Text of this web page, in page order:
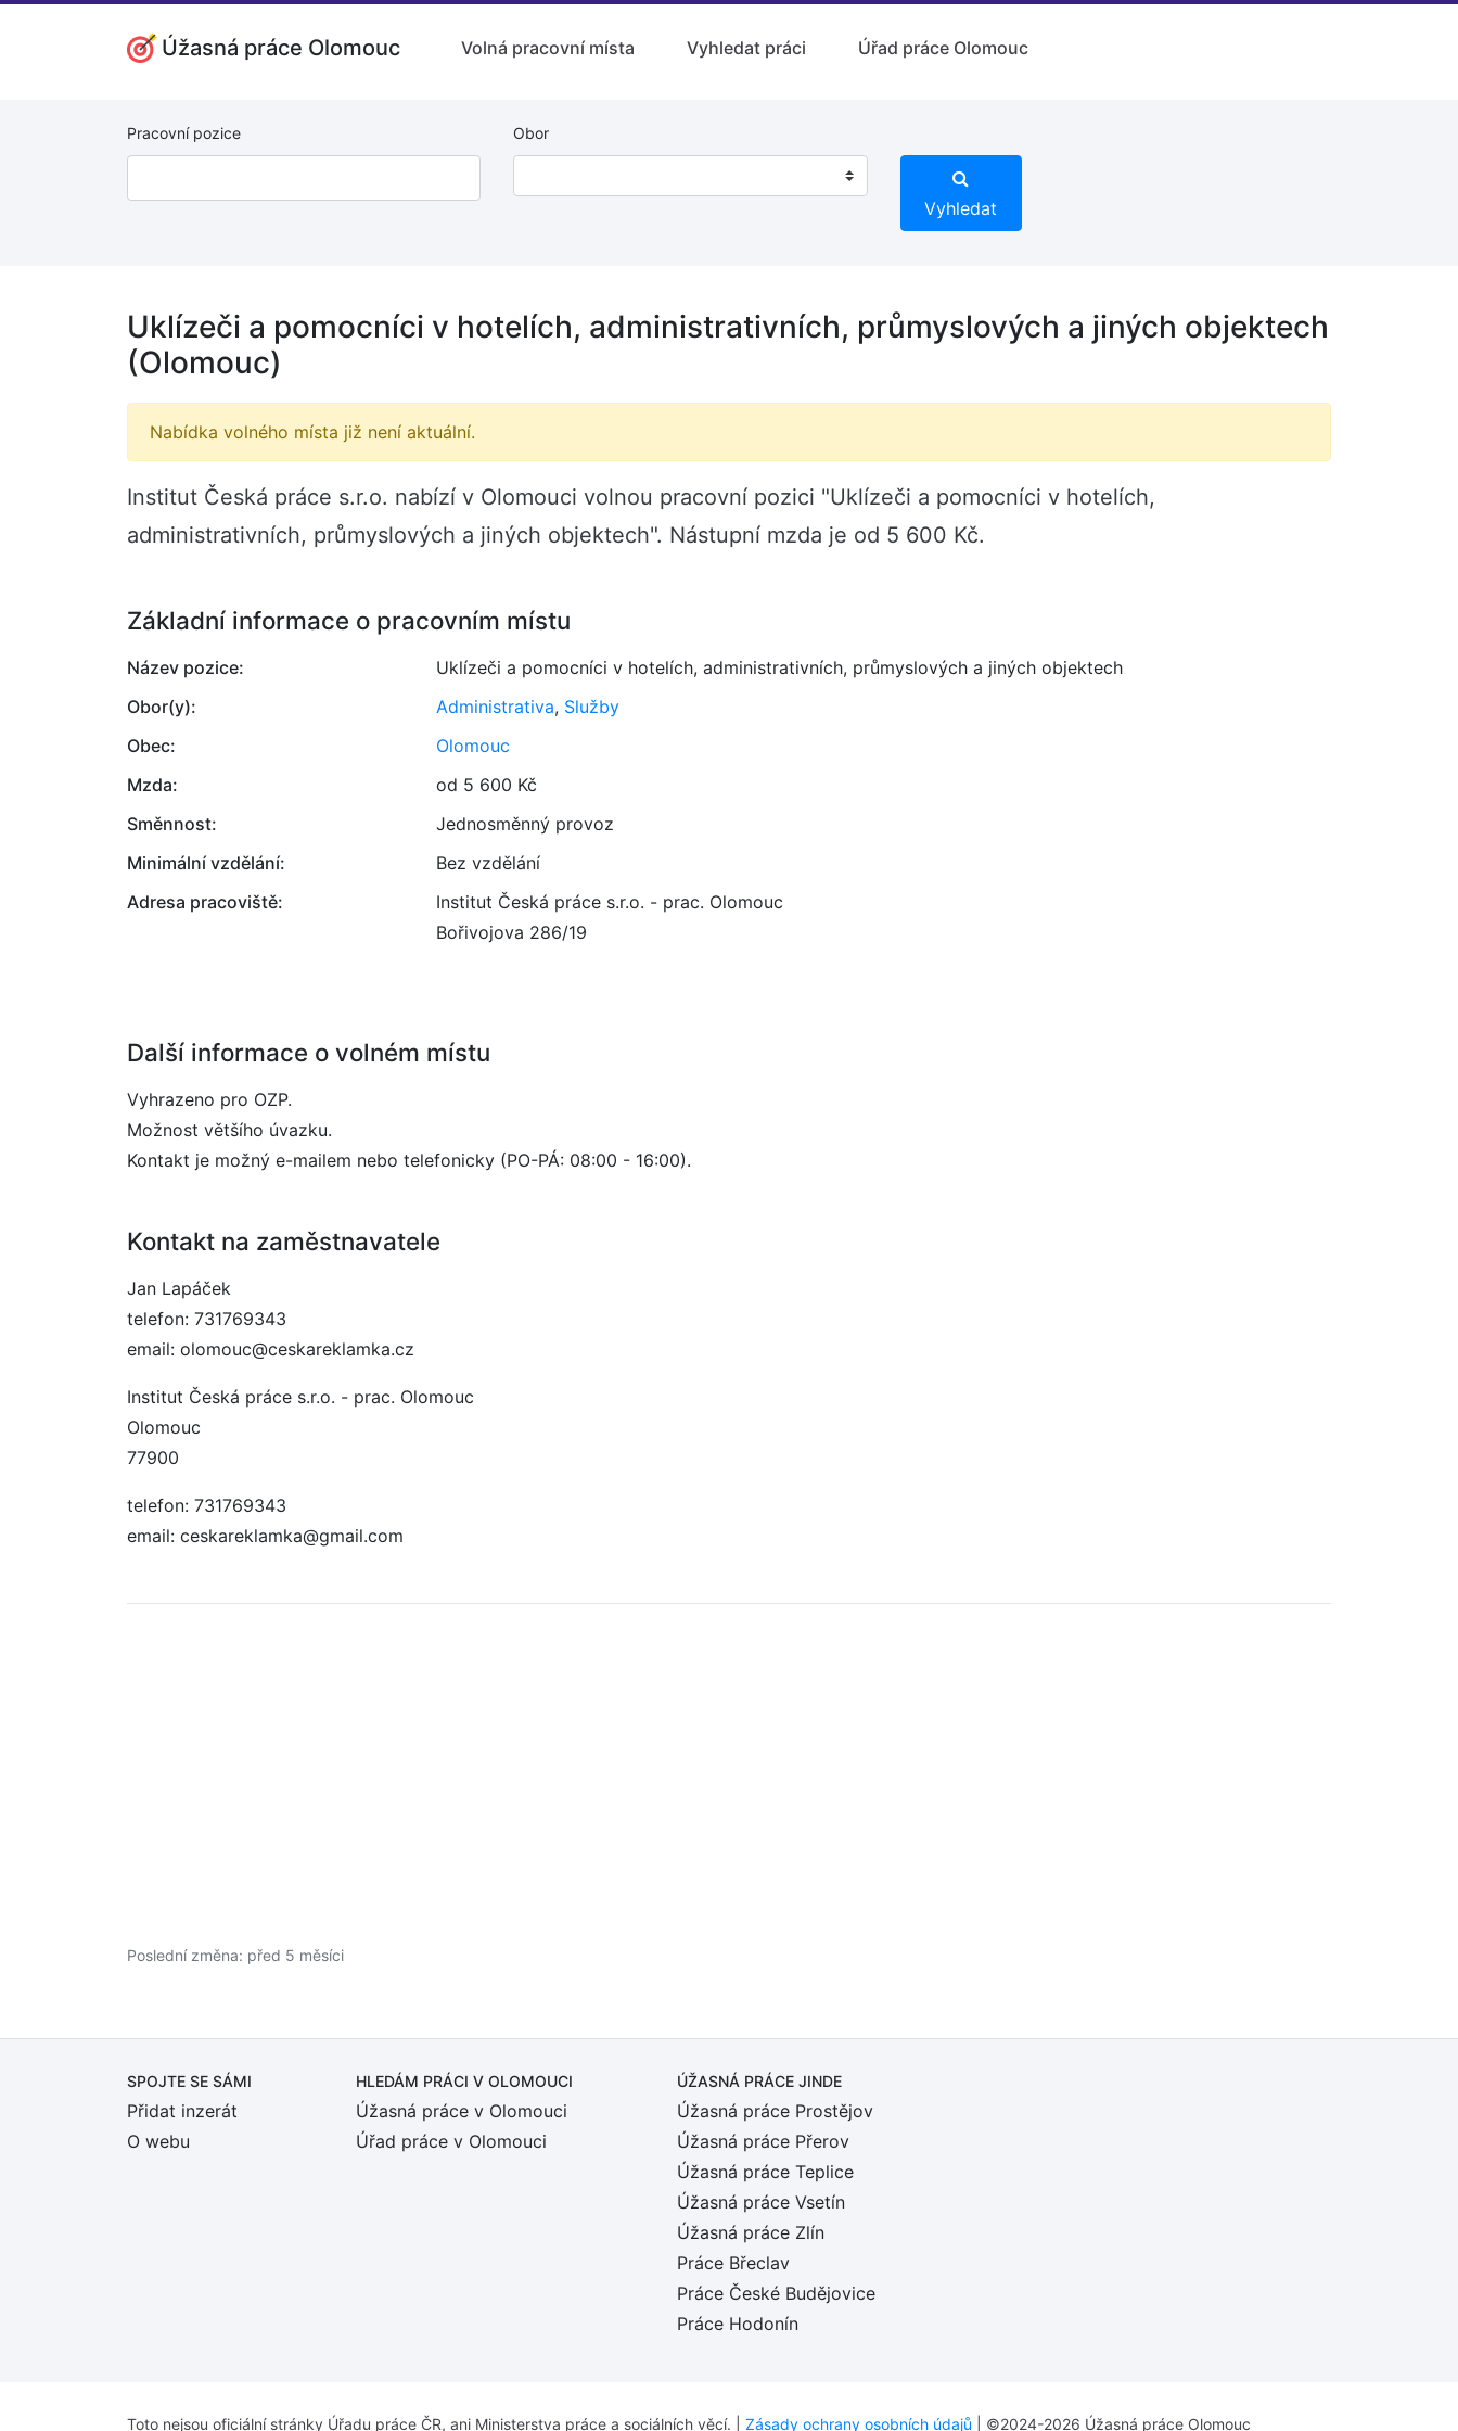
Úžasná práce Olomouc Volná pracovní místa Vyhledat práci Úřad práce Olomouc
Pracovní pozice Obor
Vyhledat
Uklízeči a pomocníci v hotelích, administrativních, průmyslových a jiných objektech
(Olomouc)
Nabídka volného místa již není aktuální.
Institut Česká práce s.r.o. nabízí v Olomouci volnou pracovní pozici "Uklízeči a pomocníci v hotelích,
administrativních, průmyslových a jiných objektech". Nástupní mzda je od 5 600 Kč.
Základní informace o pracovním místu
Název pozice:
Uklízeči a pomocníci v hotelích, administrativních, průmyslových a jiných objektech
Obor(y):
Administrativa, Služby
Obec:
Olomouc
Mzda:
od 5 600 Kč
Směnnost:
Jednosměnný provoz
Minimální vzdělání:
Bez vzdělání
Adresa pracoviště:
Institut Česká práce s.r.o. - prac. Olomouc
Bořivojova 286/19
Další informace o volném místu
Vyhrazeno pro OZP.
Možnost většího úvazku.
Kontakt je možný e-mailem nebo telefonicky (PO-PÁ: 08:00 - 16:00).
Kontakt na zaměstnavatele
Jan Lapáček
telefon: 731769343
email: olomouc@ceskareklamka.cz
Institut Česká práce s.r.o. - prac. Olomouc
Olomouc
77900
telefon: 731769343
email: ceskareklamka@gmail.com
Poslední změna: před 5 měsíci
SPOJTE SE SÁMI
Přidat inzerát
O webu
HLEDÁM PRÁCI V OLOMOUCI
Úžasná práce v Olomouci
Úřad práce v Olomouci
ÚŽASNÁ PRÁCE JINDE
Úžasná práce Prostějov
Úžasná práce Přerov
Úžasná práce Teplice
Úžasná práce Vsetín
Úžasná práce Zlín
Práce Břeclav
Práce České Budějovice
Práce Hodonín
Toto nejsou oficiální stránky Úřadu práce ČR, ani Ministerstva práce a sociálních věcí. | Zásady ochrany osobních údajů | ©2024-2026 Úžasná práce Olomouc